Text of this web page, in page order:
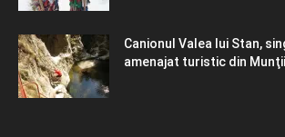
Canionul Valea lui Stan,
amenajat turistic din